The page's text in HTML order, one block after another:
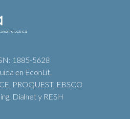
1885-5628
en EconLit,
PROQUEST, EBSCO
Dialnet y RESH